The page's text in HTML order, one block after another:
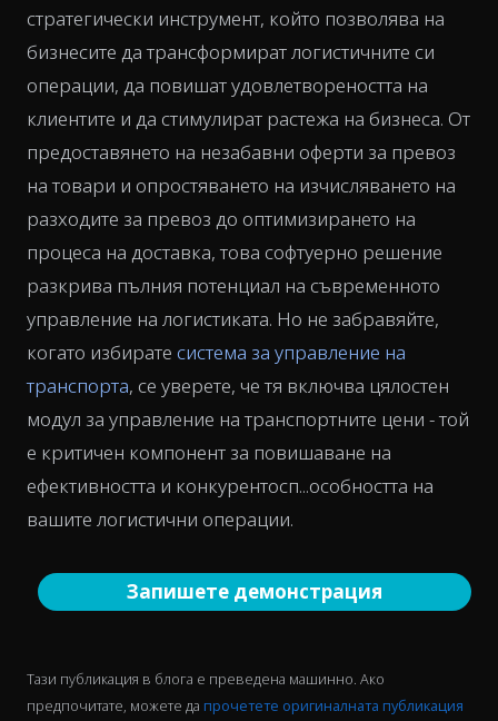
стратегически инструмент, който позволява на
бизнесите да трансформират логистичните си
операции, да повишат удовлетвореността на
клиентите и да стимулират растежа на бизнеса. От
предоставянето на незабавни оферти за превоз
на товари и опростяването на изчисляването на
разходите за превоз до оптимизирането на
процеса на доставка, това софтуерно решение
разкрива пълния потенциал на съвременното
управление на логистиката. Но не забравяйте,
когато избирате система за управление на
транспорта, се уверете, че тя включва цялостен
модул за управление на транспортните цени - той
е критичен компонент за повишаване на
ефективността и конкурентосп...особността на
вашите логистични операции.
Запишете демонстрация
Тази публикация в блога е преведена машинно. Ако
предпочитате, можете да прочетете оригиналната публикация